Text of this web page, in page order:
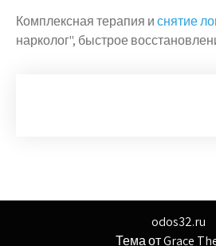
Комплексная терапия иснятие
нарколог", быстрое
odos32.ru
Тема от Grace